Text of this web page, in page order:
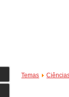
Temas